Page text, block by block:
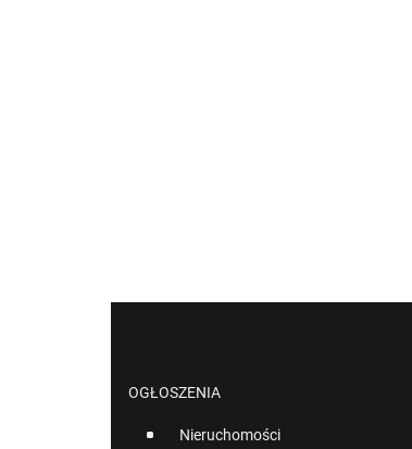
OGŁOSZENIA
Nieruchomości